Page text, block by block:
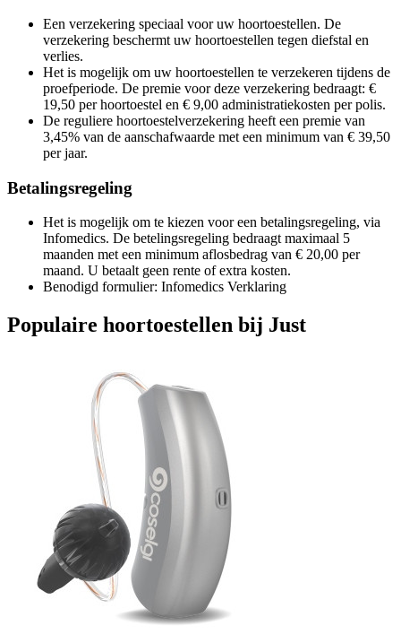
Een verzekering speciaal voor uw hoortoestellen. De
verzekering beschermt uw hoortoestellen tegen diefstal en
verlies.
Het is mogelijk om uw hoortoestellen te verzekeren tijdens de
proefperiode. De premie voor deze verzekering bedraagt: €
19,50 per hoortoestel en € 9,00 administratiekosten per polis.
De reguliere hoortoestelverzekering heeft een premie van
3,45% van de aanschafwaarde met een minimum van € 39,50
per jaar.
Betalingsregeling
Het is mogelijk om te kiezen voor een betalingsregeling, via
Infomedics. De betelingsregeling bedraagt maximaal 5
maanden met een minimum aflosbedrag van € 20,00 per
maand. U betaalt geen rente of extra kosten.
Benodigd formulier: Infomedics Verklaring
Populaire hoortoestellen bij Just